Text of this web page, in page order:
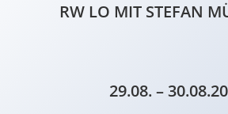
RW LO MIT STEFAN
29.08. –